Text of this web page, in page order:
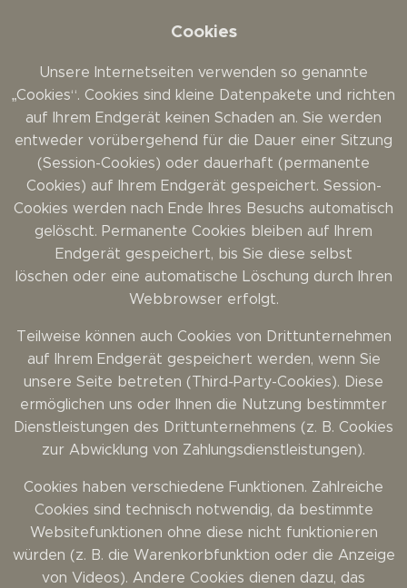
Cookies
Unsere Internetseiten verwenden so genannte
„Cookies“. Cookies sind kleine Datenpakete und richten
auf Ihrem Endgerät keinen Schaden an. Sie werden
entweder vorübergehend für die Dauer einer Sitzung
(Session-Cookies) oder dauerhaft (permanente
Cookies) auf Ihrem Endgerät gespeichert. Session-
Cookies werden nach Ende Ihres Besuchs automatisch
gelöscht. Permanente Cookies bleiben auf Ihrem
Endgerät gespeichert, bis Sie diese selbst
löschen oder eine automatische Löschung durch Ihren
Webbrowser erfolgt.
Teilweise können auch Cookies von Drittunternehmen
auf Ihrem Endgerät gespeichert werden, wenn Sie
unsere Seite betreten (Third-Party-Cookies). Diese
ermöglichen uns oder Ihnen die Nutzung bestimmter
Dienstleistungen des Drittunternehmens (z. B. Cookies
zur Abwicklung von Zahlungsdienstleistungen).
Cookies haben verschiedene Funktionen. Zahlreiche
Cookies sind technisch notwendig, da bestimmte
Websitefunktionen ohne diese nicht funktionieren
würden (z. B. die Warenkorbfunktion oder die Anzeige
von Videos). Andere Cookies dienen dazu, das